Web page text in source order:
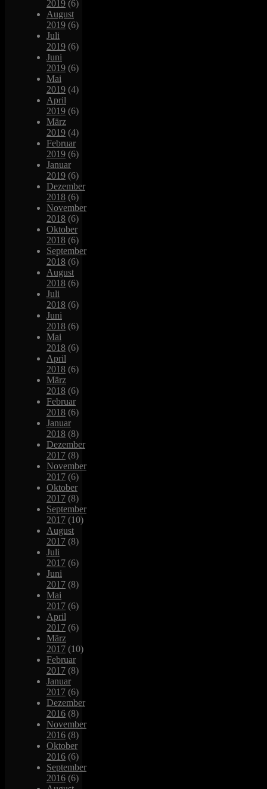
2019 (6)
August
2019 (6)
Juli
2019 (6)
Juni
2019 (6)
Mai
2019 (4)
April
2019 (6)
März
2019 (4)
Februar
2019 (6)
Januar
2019 (6)
Dezember
2018 (6)
November
2018 (6)
Oktober
2018 (6)
September
2018 (6)
August
2018 (6)
Juli
2018 (6)
Juni
2018 (6)
Mai
2018 (6)
April
2018 (6)
März
2018 (6)
Februar
2018 (6)
Januar
2018 (8)
Dezember
2017 (8)
November
2017 (6)
Oktober
2017 (8)
September
2017 (10)
August
2017 (8)
Juli
2017 (6)
Juni
2017 (8)
Mai
2017 (6)
April
2017 (6)
März
2017 (10)
Februar
2017 (8)
Januar
2017 (6)
Dezember
2016 (8)
November
2016 (8)
Oktober
2016 (6)
September
2016 (6)